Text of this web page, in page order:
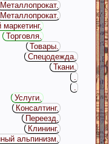
Металлопрокат.
Металлопрокат.
Торговля.
Товары.
Спецодежда.
Ткани.
.
.
Услуги.
Консалтинг.
Переезд.
Клининг.
альпинизм.